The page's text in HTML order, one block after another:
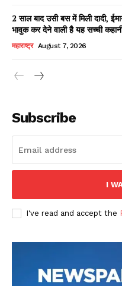
Read
2 साल बाद उसी बस में मिली दादी,
भावुक कर देने वाली है यह सच्ची
महाराष्ट्र August 7, 2026
Subscribe
I
I've read and accept the